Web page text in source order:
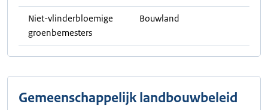
Niet-vlinderbloemige
groenbemesters
Bouwland
Gemeenschappelijk landbouwbeleid